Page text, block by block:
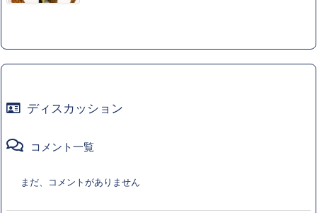
ディスカッション
コメント一覧
まだ、コメントがありません